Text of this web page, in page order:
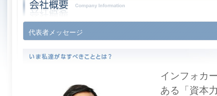
代表者メッセージ
インフォカ
ある「資本